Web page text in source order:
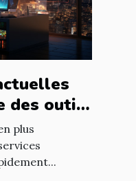
des outils
plus